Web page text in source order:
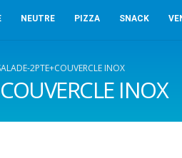
NEUTRE PIZZA SNACK
2PTE+COUVERCLE INOX
INOX